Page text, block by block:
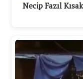
Necip Fazıl